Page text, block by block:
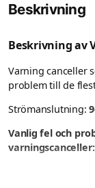
Beskrivning
Beskrivning av
Varning canceller
problem till de
Strömanslutning:
Vanlig fel och
varningscanceller:
Lampan